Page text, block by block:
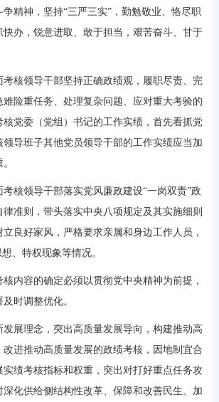
精神，坚持“三严三实”，勤勉敬业、恪尽职
办，锐意进取、敢于担当，艰苦奋斗、甘于
领导干部坚持正确政绩观，履职尽责、完
难险重任务、处理复杂问题、应对重大考验的
党委（党组）书记的工作实绩，首先看抓党
导班子其他党员领导干部的工作实绩应当加
领导干部落实党风廉政建设“一岗双责”政
准则，带头落实中央八项规定及其实施细则
良好家风，严格要求亲属和身边工作人员，
、特权现象等情况。
容的确定必须以贯彻党中央精神为前提，
时调整优化。
理念，突出高质量发展导向，构建推动高
改进推动高质量发展的政绩考核，因地制宜合
绩考核指标和权重，突出对打好重点任务攻
深化供给侧结构性改革、保障和改善民生、加